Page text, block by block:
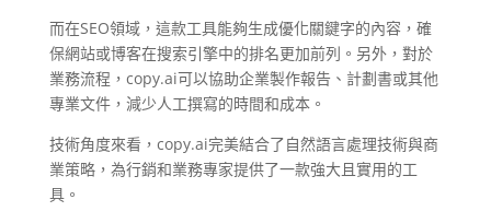
而在SEO領域，這款工具能夠生成優化關鍵字的內容，確
保網站或博客在搜索引擎中的排名更加前列。另外，對於
業務流程，copy.ai可以協助企業製作報告、計劃書或其他
專業文件，減少人工撰寫的時間和成本。
技術角度來看，copy.ai完美結合了自然語言處理技術與商
業策略，為行銷和業務專家提供了一款強大且實用的工
具。